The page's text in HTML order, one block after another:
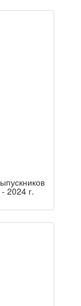
2024 г.